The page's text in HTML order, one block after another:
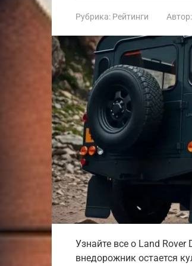
Рубрика: Рейтинги Автор:
Узнайте все о Land Rover
внедорожник остается